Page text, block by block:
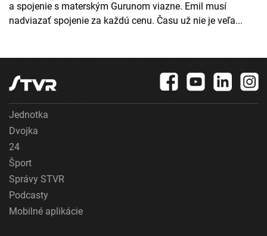
a spojenie s materským Gurunom viazne. Emil musí
nadviazať spojenie za každú cenu. Času už nie je veľa...
Jednotka
Dvojka
24
Šport
Správy STVR
Podcasty
Mobilné aplikácie